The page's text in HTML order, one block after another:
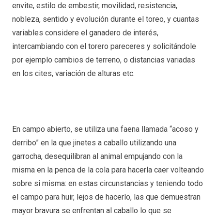
envite, estilo de embestir, movilidad, resistencia,
nobleza, sentido y evolución durante el toreo, y cuantas
variables considere el ganadero de interés,
intercambiando con el torero pareceres y solicitándole
por ejemplo cambios de terreno, o distancias variadas
en los cites, variación de alturas etc.
En campo abierto, se utiliza una faena llamada “acoso y
derribo” en la que jinetes a caballo utilizando una
garrocha, desequilibran al animal empujando con la
misma en la penca de la cola para hacerla caer volteando
sobre si misma: en estas circunstancias y teniendo todo
el campo para huir, lejos de hacerlo, las que demuestran
mayor bravura se enfrentan al caballo lo que se